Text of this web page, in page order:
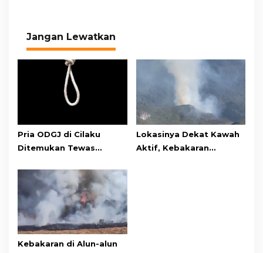
Jangan Lewatkan
Pria ODGJ di Cilaku
Ditemukan Tewas
Mandi
Lokasinya Dekat Kawah
Aktif, Kebakaran
Kebakaran di Alun-alun